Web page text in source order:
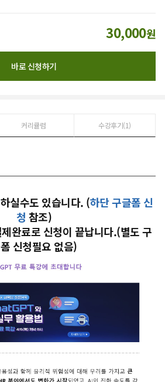
30,000원
바로 신청하기
커리큘럼 수강후기(1)
하실수도 있습니다. (하단 구글폼 신
청 참조)
완료로 신청이 끝납니다.(별도 구
신청필요 없음)